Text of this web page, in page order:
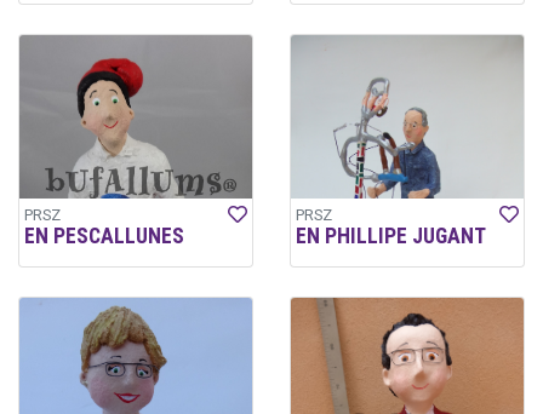
PRSZ
EN PESCALLUNES
PRSZ
EN PHILLIPE JUGANT